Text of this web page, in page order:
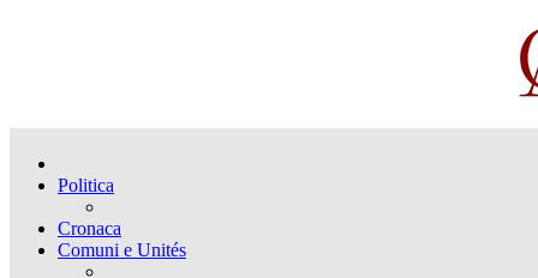
Politica
Cronaca
Comuni e Unités